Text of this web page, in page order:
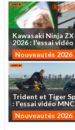
Kawasaki Ninja
2026: l'essaividéo
Nouveautés 2026
Trident et Tiger
: l'essaividéoMNC
Nouveautés 2026